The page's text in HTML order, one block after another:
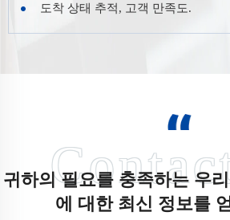
도착 상태 추적, 고객 만족도.
귀하의 필요를 충족하는 우
에 대한 최신 정보를